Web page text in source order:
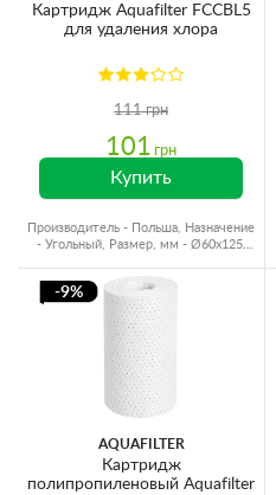
Картридж Aquafilter FCCBL5
для удаления хлора
111 грн
101 грн
Купить
Производитель - Польша, Назначение
- Угольный, Размер, мм - Ø60x125,
-9%
AQUAFILTER
Картридж
полипропиленовый Aquafilter